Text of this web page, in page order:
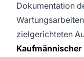
Dokumentation
zielgerichteten
Kaufmännischer